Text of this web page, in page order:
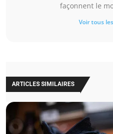
façonnent le
Voir tous
ARTICLES SIMILAIRES